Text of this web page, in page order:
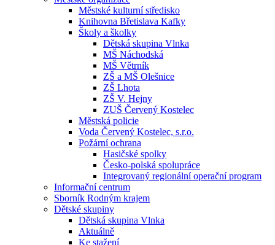
Městské kulturní středisko
Knihovna Břetislava Kafky
Školy a školky
Dětská skupina Vlnka
MŠ Náchodská
MŠ Větrník
ZŠ a MŠ Olešnice
ZŠ Lhota
ZŠ V. Hejny
ZUŠ Červený Kostelec
Městská policie
Voda Červený Kostelec, s.r.o.
Požární ochrana
Hasičské spolky
Česko-polská spolupráce
Integrovaný regionální operační program
Informační centrum
Sborník Rodným krajem
Dětské skupiny
Dětská skupina Vlnka
Aktuálně
Ke stažení